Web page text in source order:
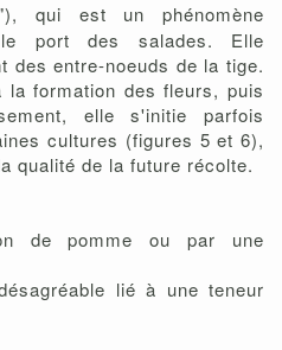
qui est un phénomène
port des salades. Elle
des entre-noeuds de la tige.
formation des fleurs, puis
elle s'initie parfois
cultures (figures 5 et 6),
qualité de la future récolte.
de pomme ou par une
lié à une teneur